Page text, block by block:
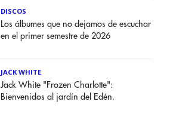
DISCOS
Los álbumes que no dejamos de escuchar
en el primer semestre de 2026
JACK WHITE
Jack White "Frozen Charlotte":
Bienvenidos al jardín del Edén.